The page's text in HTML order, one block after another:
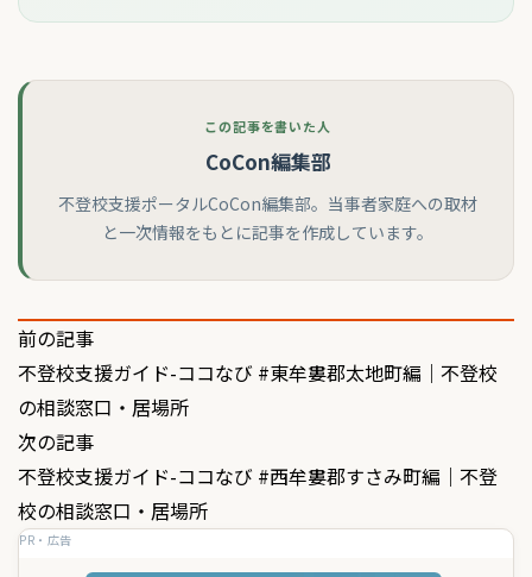
この記事を書いた人
CoCon編集部
不登校支援ポータルCoCon編集部。当事者家庭への取材
と一次情報をもとに記事を作成しています。
投
稿
ナ
ビ
ゲ
前の記事
不登校支援ガイド-ココなび #東牟婁郡太地町編｜不登校
の相談窓口・居場所
次の記事
不登校支援ガイド-ココなび #西牟婁郡すさみ町編｜不登
校の相談窓口・居場所
PR・広告